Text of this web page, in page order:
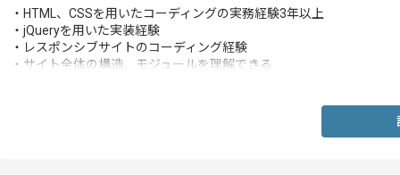
・HTML、CSSを用いたコーディングの実務経験3年以上
・jQueryを用いた実装経験
・レスポンシブサイトのコーディング経験
・サイト全体の構造、モジュールを理解できる